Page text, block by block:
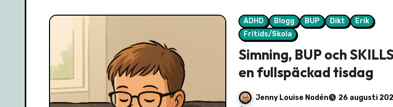
ADHD Blogg BUP Dikt
Erik
Fritids/Skola
Simning, BUP och
en fullspäckad tisdag
Jenny Louise Nodén
26 augusti